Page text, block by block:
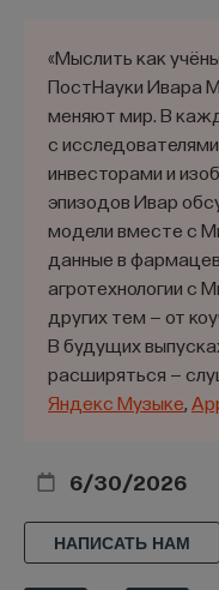
«Мыслить как
ПостНауки Ивара
меняют мир. В
с
инвесторами и
эпизодов Ивар
модели вместе с
данные в
агротехнологии с
других тем — от
В будущих
расширяться —
Яндекс Музыке,
6/30/2026
НАПИСАТЬ НАМ
Вопросы,
Скандинавских
определены и
праве, затем в
областных законах
в
XIV столетий, а
в грамотах
действовали на
уходящих
древность, и
проблем,
викингов был у